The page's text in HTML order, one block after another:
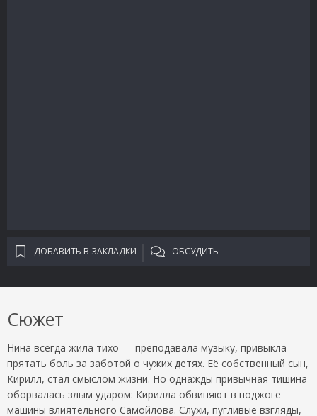
ДОБАВИТЬ В ЗАКЛАДКИ ОБСУДИТЬ
Сюжет
Нина всегда жила тихо — преподавала музыку, привыкла
прятать боль за заботой о чужих детях. Её собственный сын,
Кирилл, стал смыслом жизни. Но однажды привычная тишина
оборвалась злым ударом: Кирилла обвиняют в поджоге
машины влиятельного Самойлова. Слухи, пугливые взгляды,